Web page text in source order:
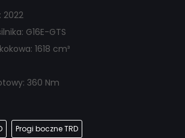
2022
G16E-GTS
1618 cm³
360 Nm
Progi boczne TRD